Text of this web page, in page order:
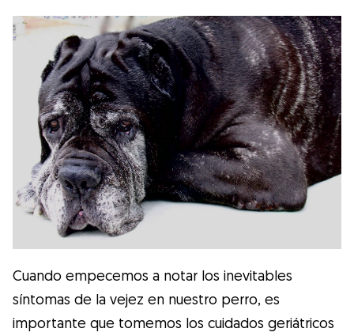
Cuando empecemos a notar los inevitables
síntomas de la vejez en nuestro perro, es
importante que tomemos los cuidados geriátricos